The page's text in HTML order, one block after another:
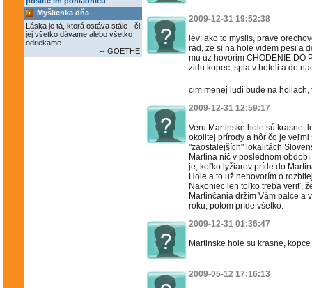
Myšlienka dňa
Láska je tá, ktorá ostáva stále - či
jej všetko dávame alebo všetko
odriekame.
-- GOETHE
2009-12-31 19:52:38
lev: ako to myslis, prave
rad, ze si na hole videm pesi a
mu uz hovorim CHODENIE DO
zidu kopec, spia v hoteli a do
cim menej ludi bude na
2009-12-31 12:59:17
Veru Martinske hole sú krasne,
okolitej prírody a hôr čo je
"zaostalejších" lokalitách
Martina nič v poslednom
je, koľko lyžiarov príde do
Hole a to už nehovorím o
Nakoniec len toľko treba veriť,
Martinčania držím Vám palce a
roku, potom príde všetko.
2009-12-31 01:36:47
Martinske hole su krasne,
2009-05-12 17:16:13